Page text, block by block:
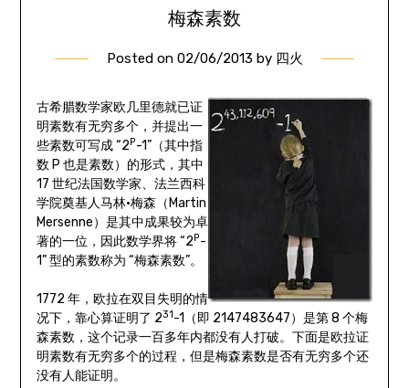
梅森素数
Posted on 02/06/2013 by 四火
古希腊数学家欧几里德就已证
明素数有无穷多个，并提出一
些素数可写成 “2P-1”（其中指
数 P 也是素数）的形式，其中
17 世纪法国数学家、法兰西科
学院奠基人马林·梅森（Martin
Mersenne）是其中成果较为卓
著的一位，因此数学界将 “2P-
1” 型的素数称为 “梅森素数”。
1772 年，欧拉在双目失明的情
况下，靠心算证明了 231-1（即 2147483647）是第 8 个梅
森素数，这个记录一百多年内都没有人打破。下面是欧拉证
明素数有无穷多个的过程，但是梅森素数是否有无穷多个还
没有人能证明。